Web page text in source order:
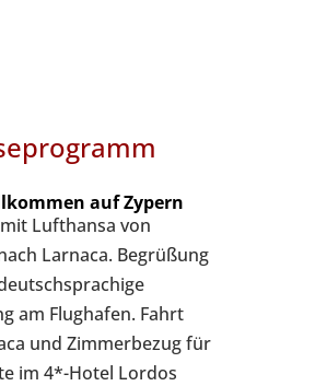
auf Zypern
Lufthansa von
Larnaca. Begrüßung
am Flughafen. Fahrt
und Zimmerbezug für
im 4*-Hotel Lordos